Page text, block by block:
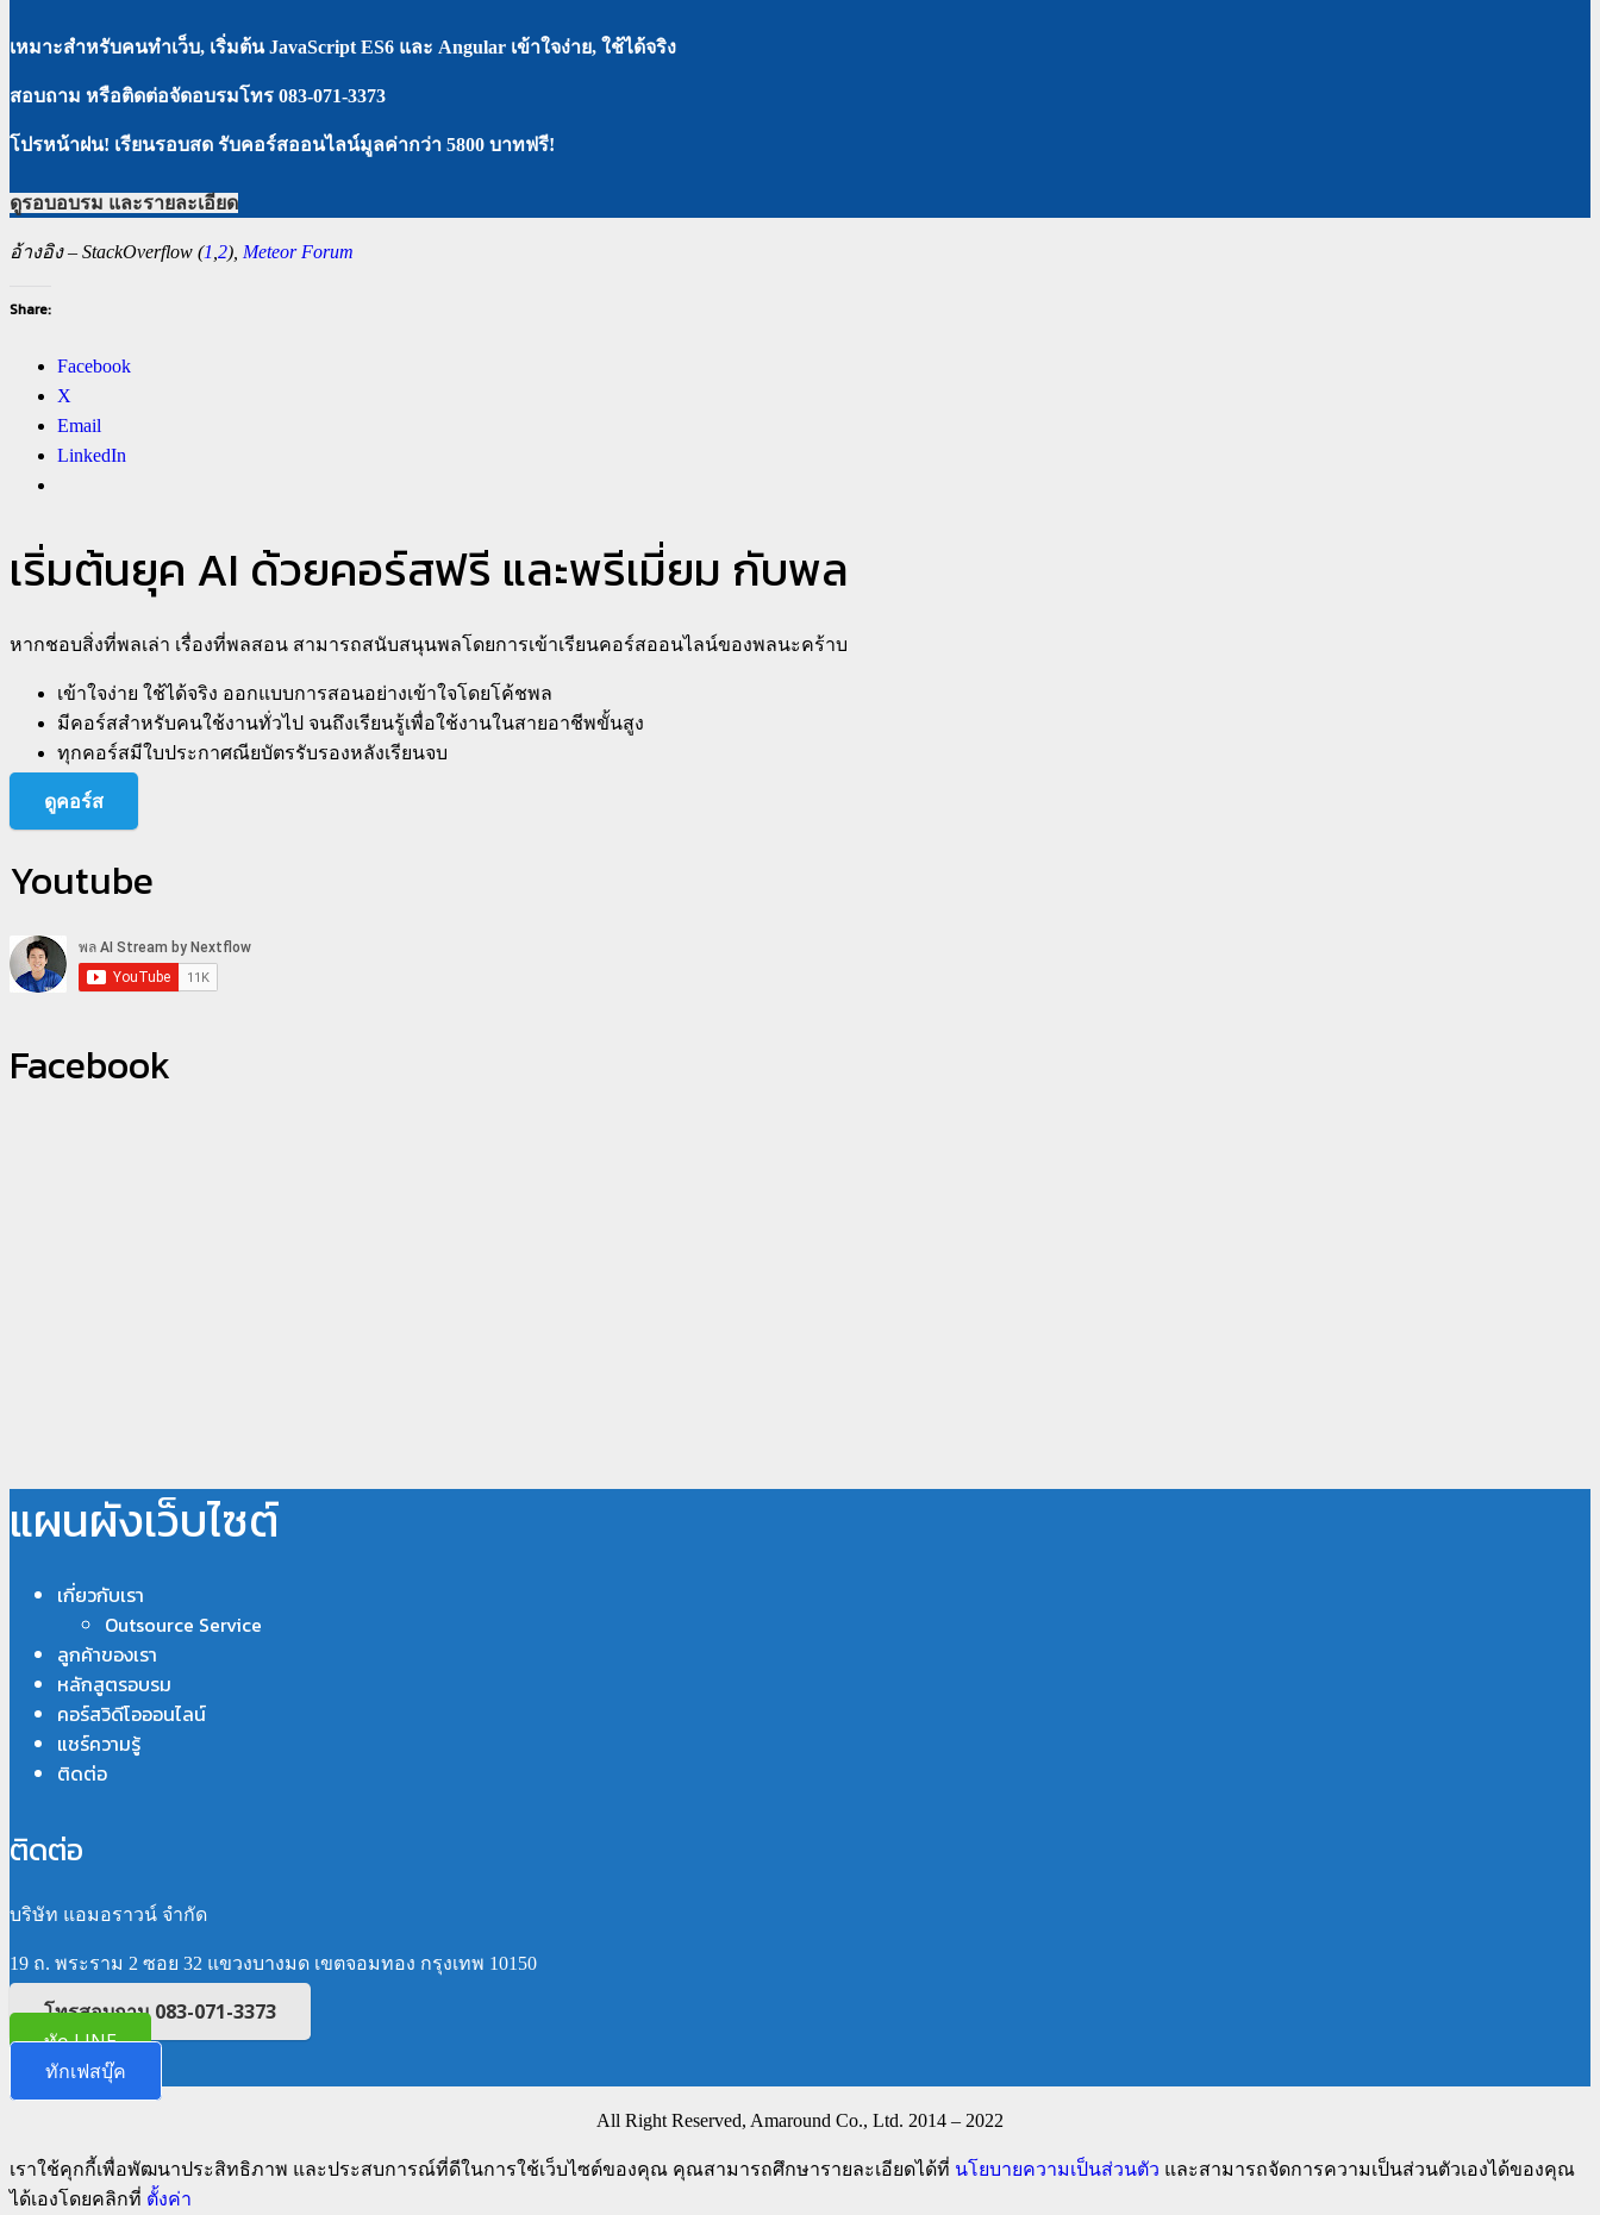
เหมาะสำหรับคนทำเว็บ, เริ่มต้น JavaScript ES6 และ Angular เข้าใจง่าย, ใช้ได้จริง
สอบถาม หรือติดต่อจัดอบรมโทร 083-071-3373
โปรหน้าฝน! เรียนรอบสด รับคอร์สออนไลน์มูลค่ากว่า 5800 บาทฟรี!
ดูรอบอบรม และรายละเอียด
อ้างอิง – StackOverflow (1 2), Meteor Forum
Share:
Facebook
X
Email
LinkedIn
เริ่มต้นยุค AI ด้วยคอร์สฟรี และพรีเมี่ยม กับพล
หากชอบสิ่งที่พลเล่า เรื่องที่พลสอน สามารถสนับสนุนพลโดยการเข้าเรียนคอร์สออนไลน์ของพลนะคร้าบ
เข้าใจง่าย ใช้ได้จริง ออกแบบการสอนอย่างเข้าใจโดยโค้ชพล
มีคอร์สสำหรับคนใช้งานทั่วไป จนถึงเรียนรู้เพื่อใช้งานในสายอาชีพขั้นสูง
ทุกคอร์สมีใบประกาศณียบัตรรับรองหลังเรียนจบ
ดูคอร์ส
Youtube
Facebook
แผนผังเว็บไซต์
เกี่ยวกับเรา
Outsource Service
ลูกค้าของเรา
หลักสูตรอบรม
คอร์สวิดีโอออนไลน์
แชร์ความรู้
ติดต่อ
ติดต่อ
บริษัท แอมอราวน์ จำกัด
19 ถ. พระราม 2 ซอย 32 แขวงบางมด เขตจอมทอง กรุงเทพ 10150
โทรสอบถาม 083-071-3373
ทัก LINE
ทักเฟสบุ๊ค
All Right Reserved, Amaround Co., Ltd. 2014 – 2022
เราใช้คุกกี้เพื่อพัฒนาประสิทธิภาพ และประสบการณ์ที่ดีในการใช้เว็บไซต์ของคุณ คุณสามารถศึกษารายละเอียดได้ที่ นโยบายความเป็นส่วนตัว และสามารถจัดการความเป็นส่วนตัวเองได้ของคุณ
ได้เองโดยคลิกที่ ตั้งค่า